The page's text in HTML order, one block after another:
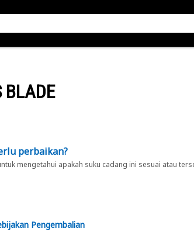
BLADE
perbaikan?
mengetahui apakah suku cadang ini sesuai atau
Pengembalian